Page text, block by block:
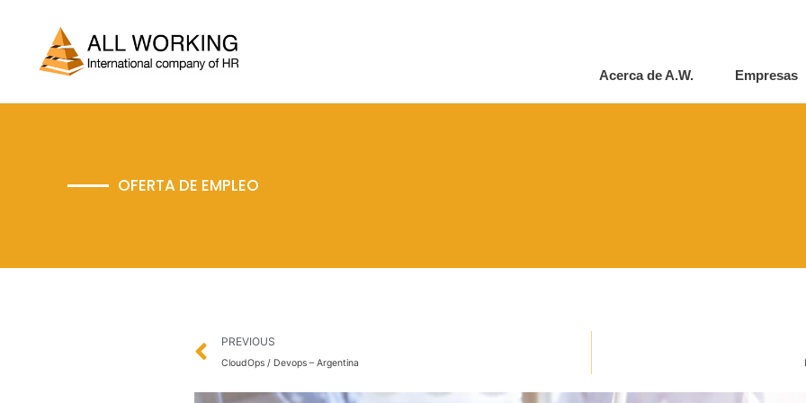
contenido
Acerca de A.W. Empresas
OFERTA DE EMPLEO
Prev
PREVIOUS
CloudOps / Devops – Argentina